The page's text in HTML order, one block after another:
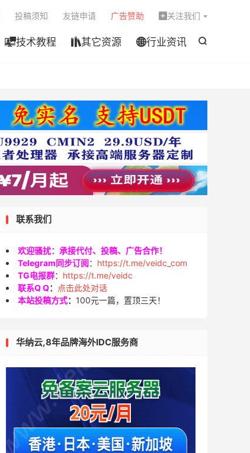

技术教程 其它资源 行业资讯
投稿须知 友链申请 广告赞助  关注我们
联系我们
欢迎骚扰：承接代付、投稿、广告合作！
Telegram同步订阅： https://t.me/veidc_com
TG电报群： https://t.me/veidc
联系Q Q：
点击此处对话
本站投稿方式： 100元一篇，置顶三天！
华纳云,8年品牌海外IDC服务商